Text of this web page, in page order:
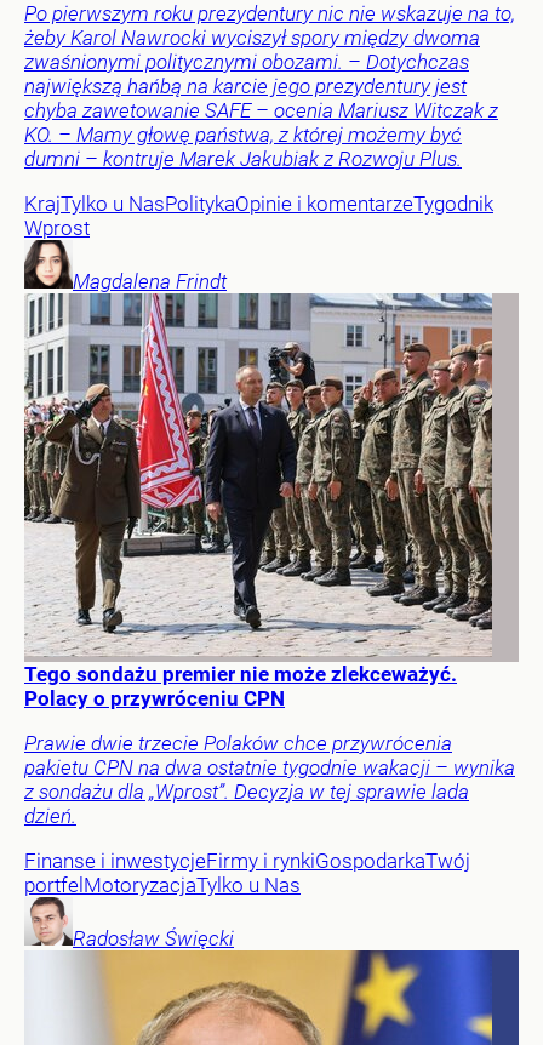
Po pierwszym roku prezydentury nic nie wskazuje na to,
żeby Karol Nawrocki wyciszył spory między dwoma
zwaśnionymi politycznymi obozami. – Dotychczas
największą hańbą na karcie jego prezydentury jest
chyba zawetowanie SAFE – ocenia Mariusz Witczak z
KO. – Mamy głowę państwa, z której możemy być
dumni – kontruje Marek Jakubiak z Rozwoju Plus.
KrajTylko u NasPolitykaOpinie i komentarzeTygodnik
Wprost
Magdalena Frindt
Tego sondażu premier nie może zlekceważyć.
Polacy o przywróceniu CPN
Prawie dwie trzecie Polaków chce przywrócenia
pakietu CPN na dwa ostatnie tygodnie wakacji – wynika
z sondażu dla „Wprost”. Decyzja w tej sprawie lada
dzień.
Finanse i inwestycjeFirmy i rynkiGospodarkaTwój
portfel MotoryzacjaTylko u Nas
Radosław Święcki